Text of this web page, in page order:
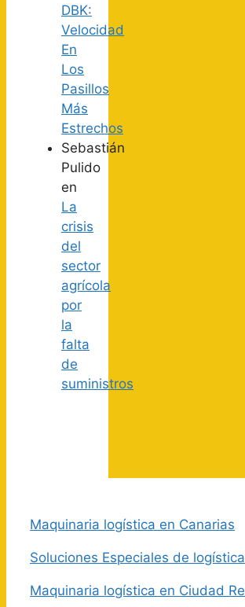
DBK:
Velocidad
En
Los
Pasillos
Más
Estrechos
Sebastián
Pulido
en
La
crisis
del
sector
agrícola
por
la
falta
de
suministros
Maquinaria logística en Canarias
Soluciones Especiales de logística
Maquinaria logística en Ciudad